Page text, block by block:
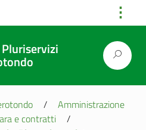
⋮
/
Amministrazione
e contratti
/